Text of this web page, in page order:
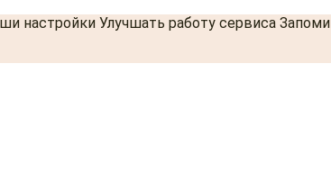
настройки Улучшать работу сервиса